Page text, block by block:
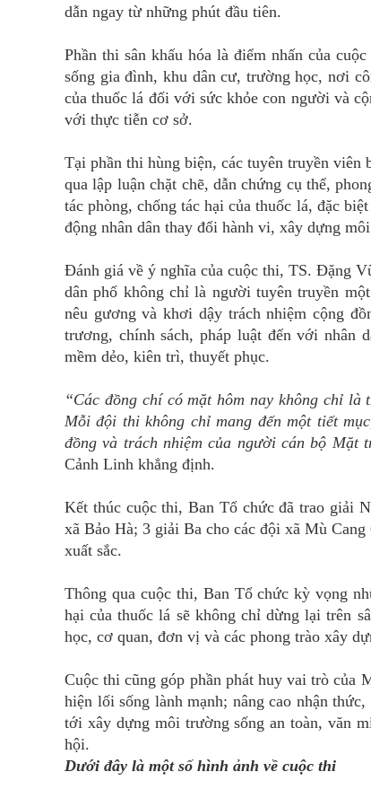
dẫn ngay từ những phút đầu tiên.
Phần thi sân khấu hóa là điểm nhấn của
sống gia đình, khu dân cư, trường học, nơi
của thuốc lá đối với sức khỏe con người và
với thực tiễn cơ sở.
Tại phần thi hùng biện, các tuyên truyền
qua lập luận chặt chẽ, dẫn chứng cụ thể,
tác phòng, chống tác hại của thuốc lá, đặc
động nhân dân thay đổi hành vi, xây dựng
Đánh giá về ý nghĩa của cuộc thi, TS. Đặng
dân phố không chỉ là người tuyên truyền
nêu gương và khơi dậy trách nhiệm cộng
trương, chính sách, pháp luật đến với nhân
mềm dẻo, kiên trì, thuyết phục.
“Các đồng chí có mặt hôm nay không chỉ là
Mỗi đội thi không chỉ mang đến một tiết
đồng và trách nhiệm của người cán bộ
Cảnh Linh khẳng định.
Kết thúc cuộc thi, Ban Tổ chức đã trao giải
xã Bảo Hà; 3 giải Ba cho các đội xã Mù
xuất sắc.
Thông qua cuộc thi, Ban Tổ chức kỳ vọng
hại của thuốc lá sẽ không chỉ dừng lại trên
học, cơ quan, đơn vị và các phong trào xây
Cuộc thi cũng góp phần phát huy vai trò của
hiện lối sống lành mạnh; nâng cao nhận
tới xây dựng môi trường sống an toàn, văn
hội.
Dưới đây là một số hình ảnh về cuộc thi